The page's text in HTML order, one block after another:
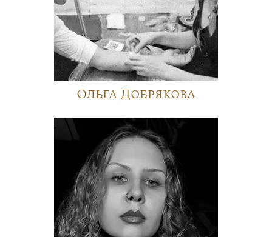
Ольга Добрякова